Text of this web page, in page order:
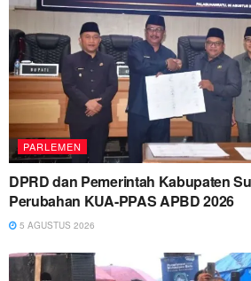
PARLEMEN
DPRD dan Pemerintah Kabupaten
Perubahan KUA-PPAS APBD 2026
5 AGUSTUS 2026